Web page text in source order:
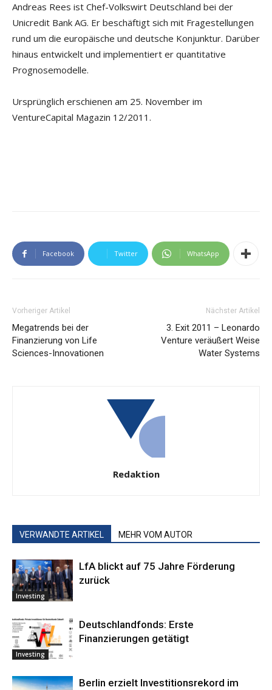
Andreas Rees ist Chef-Volkswirt Deutschland bei der
Unicredit Bank AG. Er beschäftigt sich mit Fragestellungen
rund um die europäische und deutsche Konjunktur. Darüber
hinaus entwickelt und implementiert er quantitative
Prognosemodelle.
Ursprünglich erschienen am 25. November im
VentureCapital Magazin 12/2011.
Facebook Twitter WhatsApp
Vorheriger Artikel
Megatrends bei der
Finanzierung von Life
Sciences-Innovationen
Nächster Artikel
3. Exit 2011 – Leonardo
Venture veräußert Weise
Water Systems
Redaktion
VERWANDTE ARTIKEL MEHR VOM AUTOR
Investing
LfA blickt auf 75 Jahre Förderung
zurück
Investing
Deutschlandfonds: Erste
Finanzierungen getätigt
Berlin erzielt Investitionsrekord im